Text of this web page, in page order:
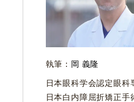
執筆： 岡 義隆
日本眼科学会認定眼科
日本白内障屈折矯正手